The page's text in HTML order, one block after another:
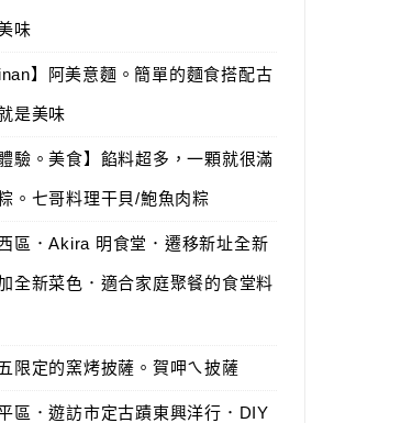
味
】阿美意麵。簡單的麵食搭配古
是美味
驗。美食】餡料超多，一顆就很滿
。七哥料理干貝/鮑魚肉粽
區．Akira 明食堂．遷移新址全新
全新菜色．適合家庭聚餐的食堂料
限定的窯烤披薩。賀呷ㄟ披薩
區．遊訪市定古蹟東興洋行．DIY